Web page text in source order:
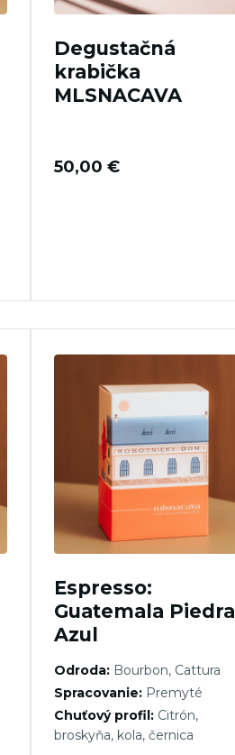
Degustačná
krabička
MLSNACAVA
50,00 €
Espresso:
Guatemala Piedra
Azul
Odroda:Bourbon, Cattura
Spracovanie:Premyté
Chuťový profil:Citrón,
broskyňa, kola, černica